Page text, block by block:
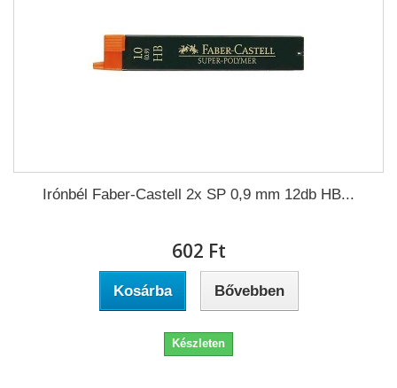
Irónbél Faber-Castell 2x SP 0,9 mm 12db HB...
602 Ft‎
Kosárba Bővebben
Készleten